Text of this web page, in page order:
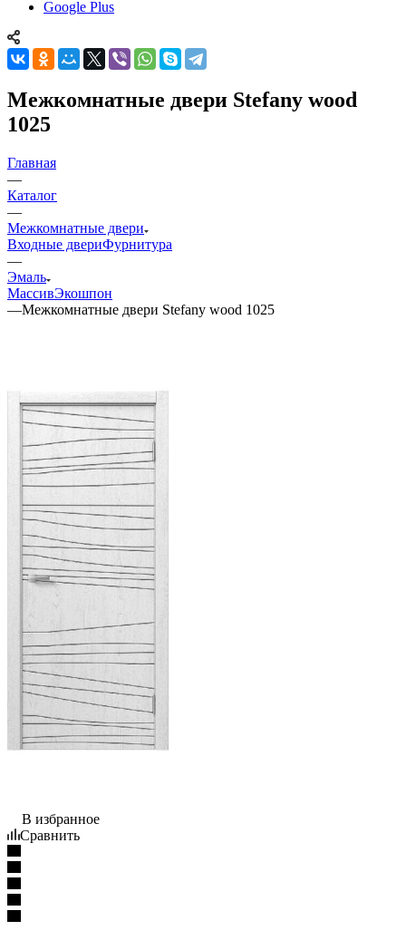
Google Plus
Межкомнатные двери Stefany wood
1025
Главная
—
Каталог
—
Межкомнатные двери
Входные двериФурнитура
—
Эмаль
МассивЭкошпон
—Межкомнатные двери Stefany wood 1025
В избранное
Сравнить